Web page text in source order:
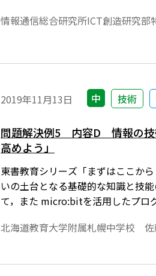
情報通信総合研究所ICT創造研究
2019年11月13日 中 技術
問題解決例5 内容D 情報の技
高めよう」
東書教育シリーズ「まずはここか
いの土台となる基礎的な知識と技
て，また micro:bitを活用したプロ
Low Energy）で複数台の通信が可
北海道教育大学附属札幌中学校